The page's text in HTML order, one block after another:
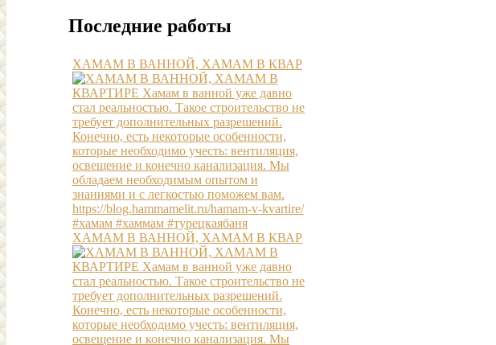
Последние работы
ХАМАМ В ВАННОЙ, ХАМАМ В КВАР
ХАМАМ В ВАННОЙ, ХАМАМ В КВАР